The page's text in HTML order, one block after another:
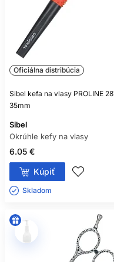
Oficiálna distribúcia
Sibel kefa na vlasy PROLINE
35mm
Sibel
Okrúhle kefy na vlasy
6.05 €
Kúpiť
Skladom ㅤ